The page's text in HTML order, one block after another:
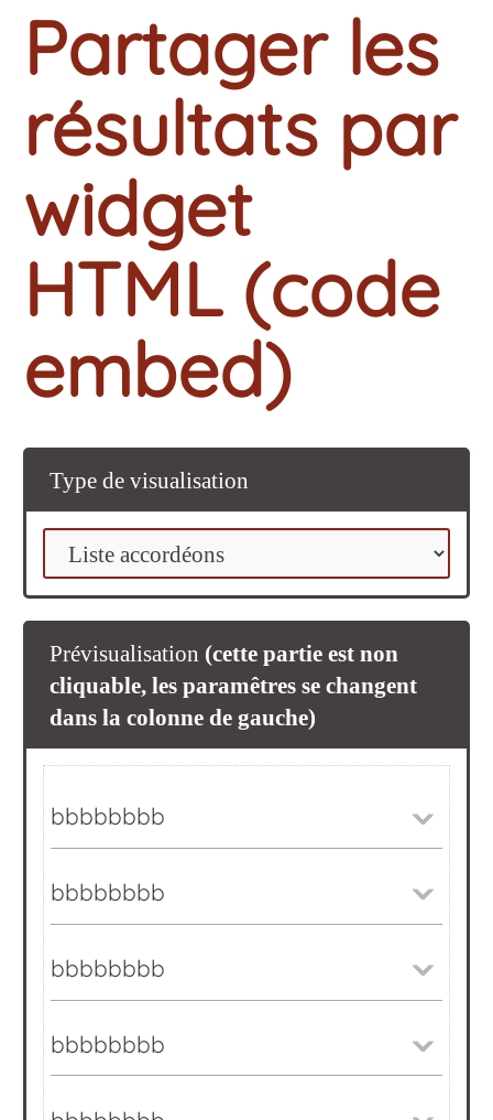
Partager les
résultats par
widget
HTML (code
embed)
Type de visualisation
Prévisualisation (cette partie est non
cliquable, les paramêtres se changent
dans la colonne de gauche)